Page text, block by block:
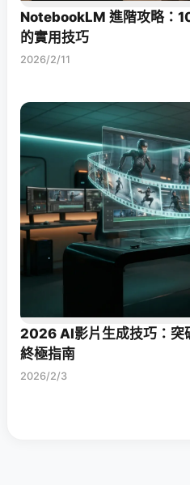
NotebookLM 進階攻略：
的實用技巧
2026/2/11
2026 AI影片生成技巧：突
終極指南
2026/2/3